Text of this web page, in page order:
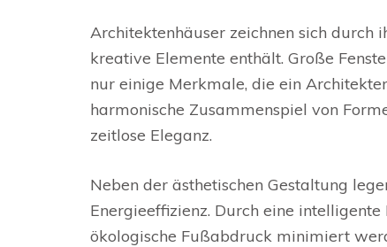
Architektenhäuser zeichnen sich durch
kreative Elemente enthält. Große
nur einige Merkmale, die ein
harmonische Zusammenspiel von
zeitlose Eleganz.
Neben der ästhetischen Gestaltung
Energieeffizienz. Durch eine
ökologische Fußabdruck minimiert